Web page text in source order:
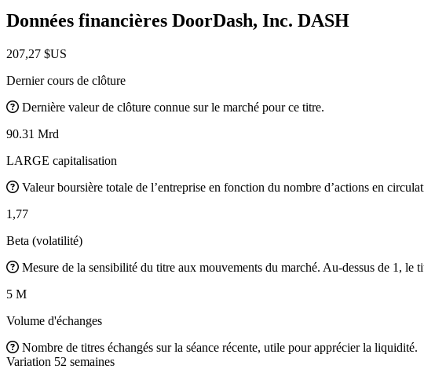
Données financières DoorDash, Inc. DASH
207,27 $US
Dernier cours de clôture
Dernière valeur de clôture connue sur le marché pour ce titre.
90.31 Mrd
LARGE capitalisation
Valeur boursière totale de l’entreprise en fonction du nombre d’actions en
1,77
Beta (volatilité)
Mesure de la sensibilité du titre aux mouvements du marché. Au-dessus de 1, le
5 M
Volume d'échanges
Nombre de titres échangés sur la séance récente, utile pour apprécier la liquidité.
Variation 52 semaines